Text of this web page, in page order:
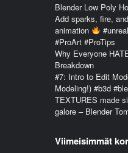
Blender Low Poly
Add sparks, fire,
animation
#ProArt #ProTips
Why Everyone
Breakdown
#7: Intro to Edit
Modeling!) #b3d
TEXTURES made
galore – Blender
Viimeisimmät